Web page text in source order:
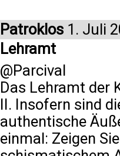
Patroklos 1. Juli
Lehramt
@Parcival
Das Lehramt der
II. Insofern sind
authentische
einmal: Zeigen